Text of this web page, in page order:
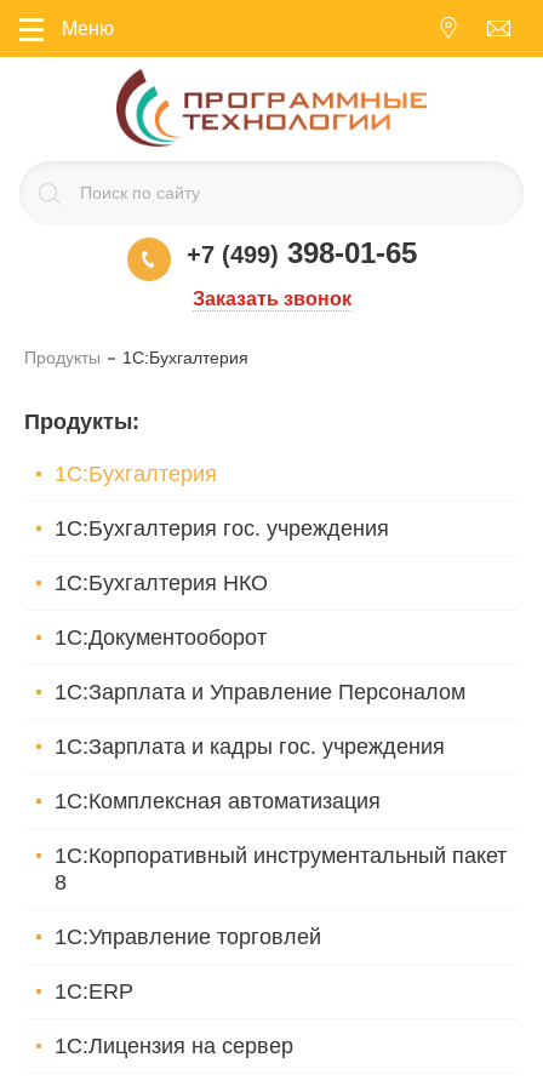
Меню
+7 (499) 398-01-65
Заказать звонок
Продукты 1С:Бухгалтерия
Продукты:
1С:Бухгалтерия
1С:Бухгалтерия гос. учреждения
1С:Бухгалтерия НКО
1С:Документооборот
1С:Зарплата и Управление Персоналом
1С:Зарплата и кадры гос. учреждения
1С:Комплексная автоматизация
1С:Корпоративный инструментальный пакет
8
1С:Управление торговлей
1С:ERP
1С:Лицензия на сервер